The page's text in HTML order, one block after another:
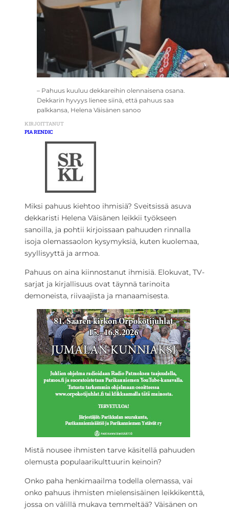
– Pahuus kuuluu dekkareihin olennaisena osana.
Dekkarin hyvyys lienee siinä, että pahuus saa
palkkansa, Helena Väisänen sanoo
KIRJOITTANUT
PIA RENDIC
Miksi pahuus kiehtoo ihmisiä? Sveitsissä asuva
dekkaristi Helena Väisänen leikkii työkseen
sanoilla, ja pohtii kirjoissaan pahuuden rinnalla
isoja olemassaolon kysymyksiä, kuten kuolemaa,
syyllisyyttä ja armoa.
Pahuus on aina kiinnostanut ihmisiä. Elokuvat, TV-
sarjat ja kirjallisuus ovat täynnä tarinoita
demoneista, riivaajista ja manaamisesta.
Mistä nousee ihmisten tarve käsitellä pahuuden
olemusta populaarikulttuurin keinoin?
Onko paha henkimaailma todella olemassa, vai
onko pahuus ihmisten mielensisäinen leikkikenttä,
jossa on välillä mukava temmeltää? Väisänen on